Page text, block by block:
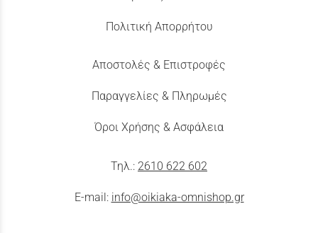
Πολιτική Απορρήτου
Αποστολές & Επιστροφές
Παραγγελίες & Πληρωμές
Όροι Χρήσης & Ασφάλεια
Τηλ.: 2610 622 602
E-mail: info@oikiaka-omnishop.gr